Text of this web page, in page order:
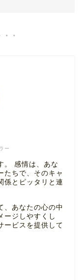
ー
。 感情は、あな
たちで、そのキャ
係とピッタリと連
、あなたの心の中
ージしやすくし
ービスを提供して